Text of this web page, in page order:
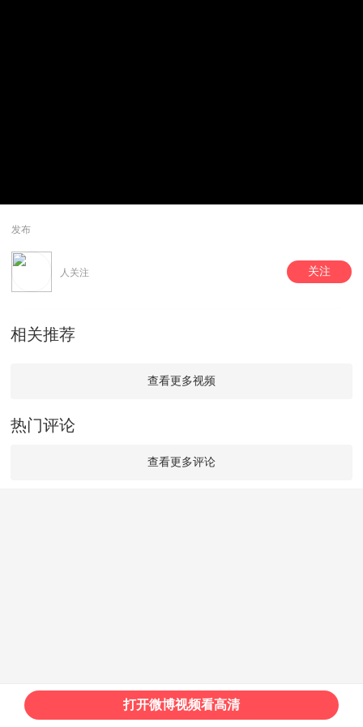
发布
人关注 关注
相关推荐
查看更多视频
热门评论
查看更多评论
打开微博视频看高清